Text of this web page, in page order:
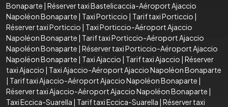
Bonaparte | Réserver taxi Bastelicaccia-Aéroport Ajaccio
Napoléon Bonaparte | Taxi Porticcio | Tarif taxi Porticcio |
Réserver taxi Porticcio | Taxi Porticcio-Aéroport Ajaccio
Napoléon Bonaparte | Tarif taxi Porticcio-Aéroport Ajaccio
Napoléon Bonaparte | Réserver taxi Porticcio-Aéroport Ajaccio
Napoléon Bonaparte | Taxi Ajaccio | Tarif taxi Ajaccio | Réserver
taxi Ajaccio | Taxi Ajaccio-Aéroport Ajaccio Napoléon Bonaparte
| Tarif taxi Ajaccio-Aéroport Ajaccio Napoléon Bonaparte |
Réserver taxi Ajaccio-Aéroport Ajaccio Napoléon Bonaparte |
Taxi Eccica-Suarella | Tarif taxi Eccica-Suarella | Réserver taxi